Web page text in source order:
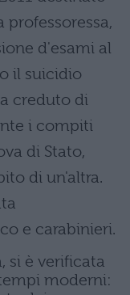
professoressa,
d'esami al
il suicidio
creduto di
i compiti
di Stato,
di un'altra.
e carabinieri.
si è verificata
moderni: